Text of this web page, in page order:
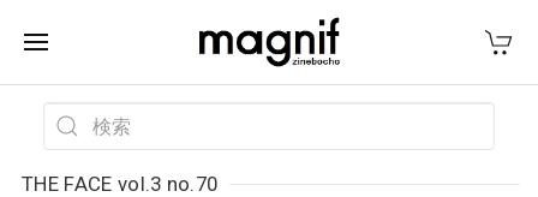
THE FACE vol.3 no.70